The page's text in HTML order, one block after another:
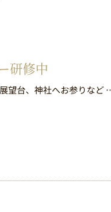
研修中
望台、神社へお参りなど